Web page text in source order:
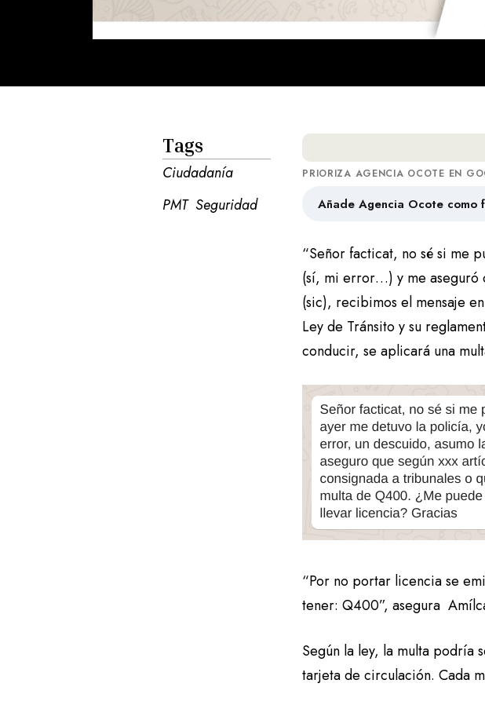
Tags
Ciudadanía
PMT Seguridad
PRIORIZA AGENCIA OCOTE EN
Añade Agencia Ocote como
“Señor facticat, no sé si me
(sí, mi error…) y me aseguró
(sic), recibimos el mensaje
Ley de Tránsito y su
conducir, se aplicará una
“Por no portar licencia se
tener: Q400”, asegura
Según la ley, la multa podría
tarjeta de circulación. Cada